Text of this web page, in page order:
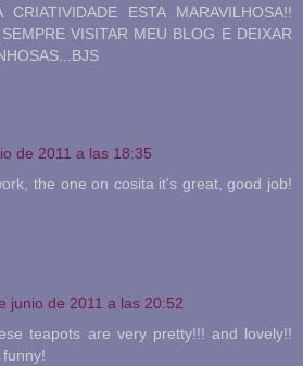
ESTA MARAVILHOSA!!
VISITAR MEU BLOG E DEIXAR
de 2011 a las 18:35
the one on cosita it's great, good job!
junio de 2011 a las 20:52
teapots are very pretty!!! and lovely!!